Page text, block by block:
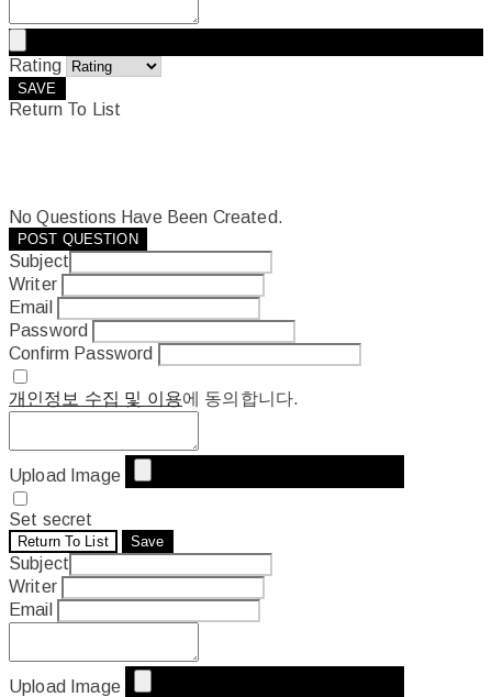
Rating
SAVE
Return To List
No Questions Have Been Created.
POST QUESTION
Subject
Writer
Email
Password
Confirm Password
개인정보 수집 및 이용에 동의합니다.
Upload Image
Set secret
Return To List Save
Subject
Writer
Email
Upload Image